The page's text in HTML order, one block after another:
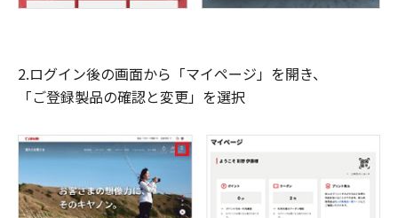
2.ログイン後の画面から「マイページ」を開き、
「ご登録製品の確認と変更」を選択